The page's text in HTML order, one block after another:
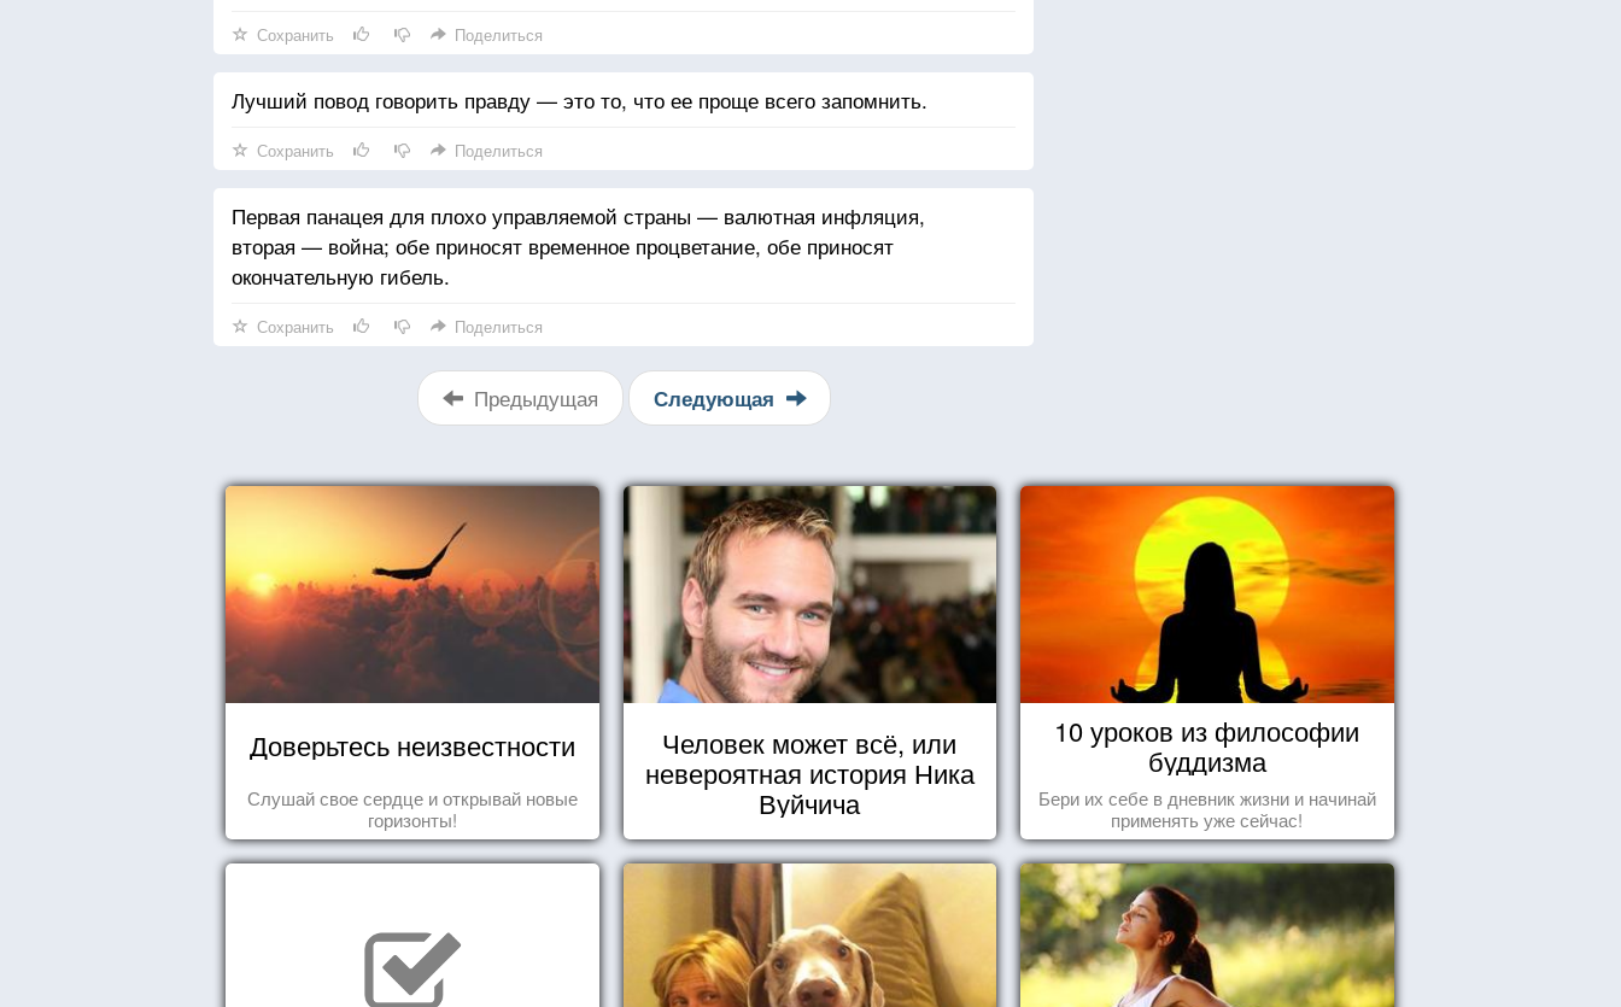
Сохранить Поделиться
Лучший повод говорить правду — это то, что ее проще всего запомнить.
Сохранить Поделиться
Первая панацея для плохо управляемой страны — валютная инфляция,
вторая — война; обе приносят временное процветание, обе приносят
окончательную гибель.
Сохранить Поделиться
Предыдущая Следующая
Доверьтесь неизвестности
Слушай свое сердце и открывай новые
горизонты!
Человек может всё, или
невероятная история Ника
Вуйчича
10 уроков из философии
буддизма
Бери их себе в дневник жизни и начинай
применять уже сейчас!